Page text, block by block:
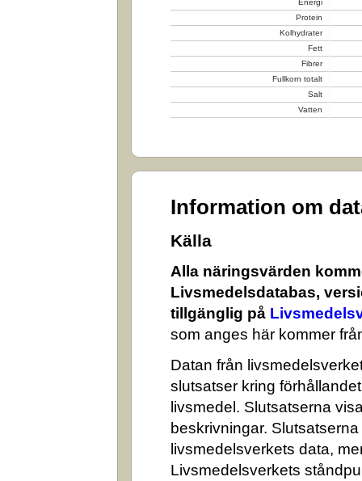
Protein
Kolhydrater
Fett
Fibrer
Fullkorn totalt
Salt
Vatten
Information om
Källa
Alla näringsvärden
Livsmedelsdatabas,
tillgänglig på
som anges här kommer
Datan från
slutsatser kring
livsmedel. Slutsatserna
beskrivningar.
livsmedelsverkets data,
Livsmedelsverkets